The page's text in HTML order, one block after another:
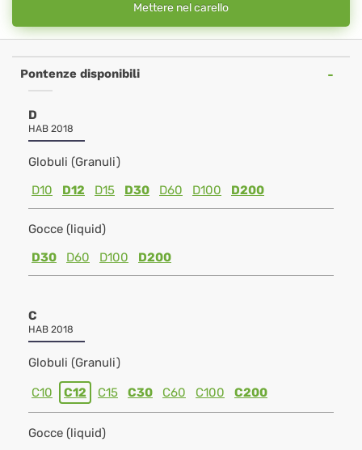
Mettere nel carello
Pontenze disponibili
D
HAB 2018
Globuli (Granuli)
D10
D12 D15 D30 D60 D100 D200
Gocce (liquid)
D30
D60 D100 D200
C
HAB 2018
Globuli (Granuli)
C10 C12 C15 C30 C60 C100 C200
Gocce (liquid)